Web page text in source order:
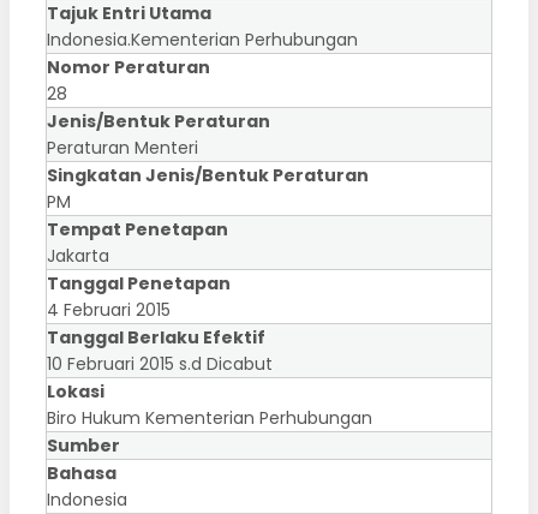
Tajuk Entri Utama
Indonesia.Kementerian Perhubungan
Nomor Peraturan
28
Jenis/Bentuk Peraturan
Peraturan Menteri
Singkatan Jenis/Bentuk Peraturan
PM
Tempat Penetapan
Jakarta
Tanggal Penetapan
4 Februari 2015
Tanggal Berlaku Efektif
10 Februari 2015 s.d Dicabut
Lokasi
Biro Hukum Kementerian Perhubungan
Sumber
Bahasa
Indonesia